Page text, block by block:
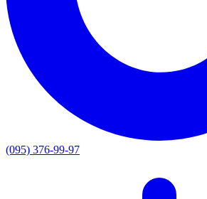
(095) 376-99-97